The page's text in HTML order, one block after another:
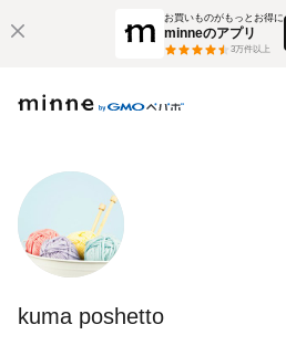
お買いものがもっとお得に
minneのアプリ
3万件以上
kuma poshetto